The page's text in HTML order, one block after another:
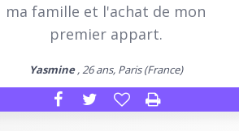
ma famille et l'achat de mon
premier appart.
Yasmine, 26 ans, Paris (France)